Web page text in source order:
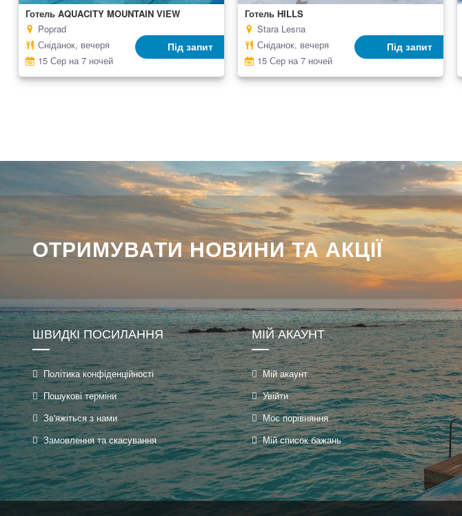
Готель AQUACITY MOUNTAIN VIEW
Під запит
Poprad
Сніданок, вечеря
15 Сер на 7 ночей
Готель HILLS
Під запит
Stara Lesna
Сніданок, вечеря
15 Сер на 7 ночей
ОТРИМУВАТИ НОВИНИ ТА АКЦІЇ
ШВИДКІ ПОСИЛАННЯ
Політика конфіденційності
Пошукові терміни
Зв'яжіться з нами
Замовлення та скасування
МІЙ АКАУНТ
Мій акаунт
Увійти
Моє порівняння
Мій список бажань